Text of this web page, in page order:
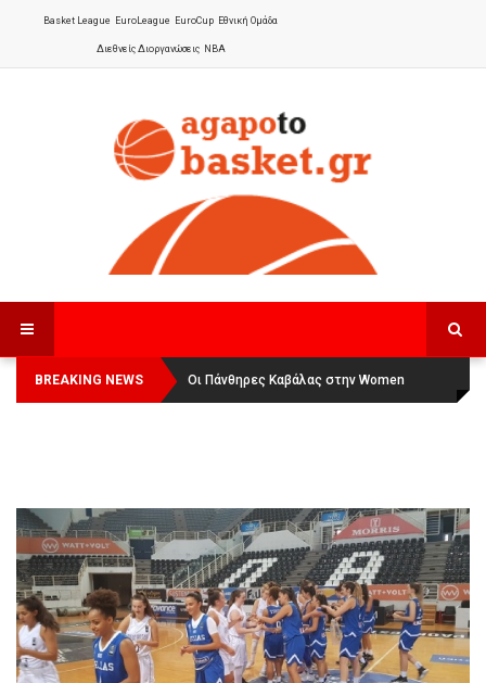
Basket League EuroLeague EuroCup Εθνική Ομάδα
Διεθνείς Διοργανώσεις NBA
BREAKING NEWS
Οι Πάνθηρες Καβάλας στην Women
Basketball League 1:
Αναχώρησε για τα Γιάννενα η Εθνική
Γυναικών